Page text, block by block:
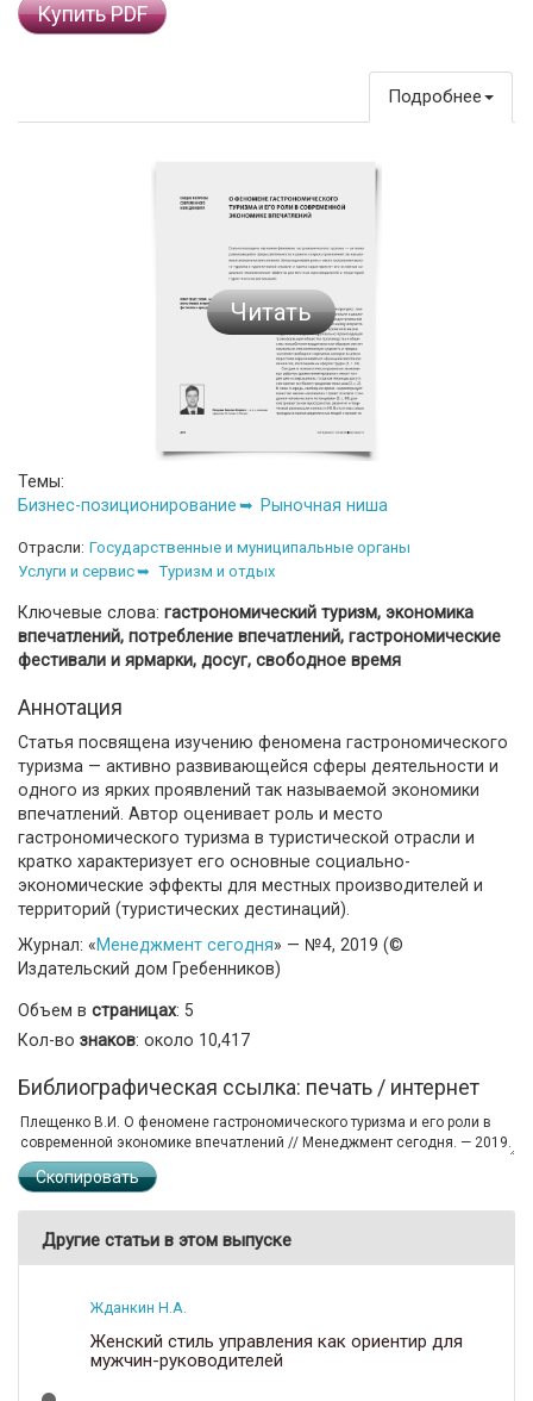
Купить PDF
Подробнее
Читать
Темы:
Бизнес-позиционирование
Рыночная ниша
Отрасли: Государственные и муниципальные органы
Услуги и сервис
Туризм и отдых
Ключевые слова: гастрономический туризм, экономика
впечатлений, потребление впечатлений, гастрономические
фестивали и ярмарки, досуг, свободное время
Аннотация
Статья посвящена изучению феномена гастрономического
туризма — активно развивающейся сферы деятельности и
одного из ярких проявлений так называемой экономики
впечатлений. Автор оценивает роль и место
гастрономического туризма в туристической отрасли и
кратко характеризует его основные социально-
экономические эффекты для местных производителей и
территорий (туристических дестинаций).
Журнал: «Менеджмент сегодня» — №4, 2019 (©
Издательский дом Гребенников)
Объем в страницах: 5
Кол-во знаков: около 10,417
Библиографическая ссылка: печать / интернет
Скопировать
Другие статьи в этом выпуске
Жданкин Н.А.
Женский стиль управления как ориентир для
мужчин-руководителей